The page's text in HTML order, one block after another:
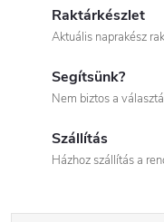
Raktárkészlet
Aktuális naprakész
Segítsünk?
Nem biztos a
Szállítás
Házhoz szállítás a